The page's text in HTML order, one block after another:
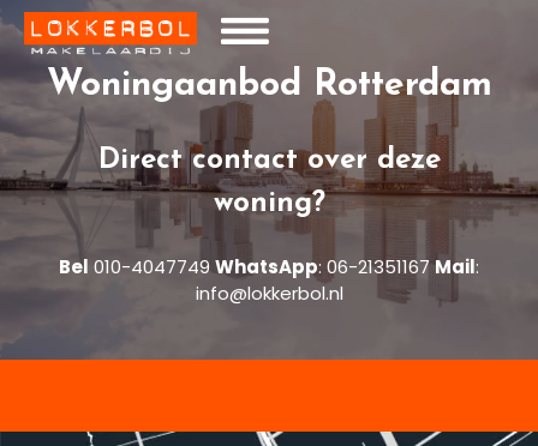
Woningaanbod Rotterdam
Direct contact over deze
woning?
Bel 010-4047749 WhatsApp: 06-21351167 Mail:
info@lokkerbol.nl